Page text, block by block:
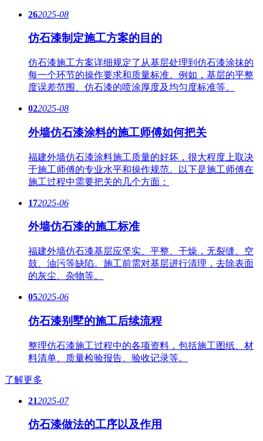
262025-08
仿石漆制定施工方案的目的
仿石漆施工方案详细规定了从基层处理到仿石漆涂抹的
每一个环节的操作要求和质量标准。例如，基层的平整
度误差范围、仿石漆的喷涂厚度及均匀度标准等。
022025-08
外墙仿石漆涂料的施工师傅如何把关
福建外墙仿石漆涂料施工质量的好坏，很大程度上取决
于施工师傅的专业水平和操作规范。以下是施工师傅在
施工过程中需要把关的几个方面：
172025-06
外墙仿石漆的施工标准
福建外墙仿石漆基层应坚实、平整、干燥，无裂缝、空
鼓、油污等缺陷。施工前需对基层进行清理，去除表面
的灰尘、杂物等。
052025-06
仿石漆别墅的施工后续流程
整理仿石漆施工过程中的各项资料，包括施工图纸、材
料清单、质量检验报告、验收记录等。
了解更多
212025-07
仿石漆做法的工序以及作用